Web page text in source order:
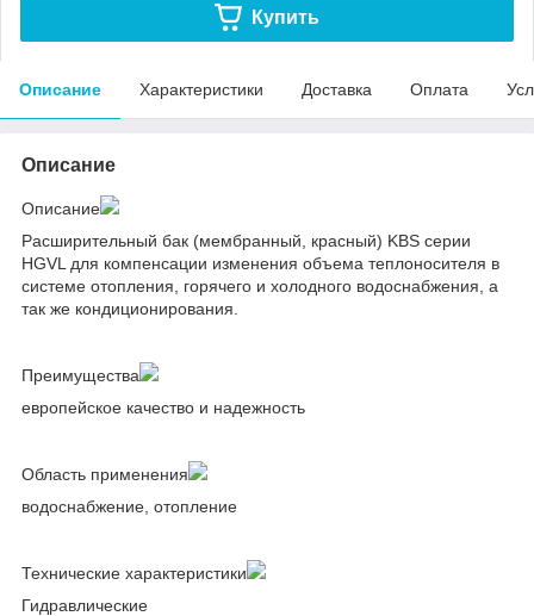
Купить
Описание Характеристики Доставка Оплата
Описание
Описание
Расширительный бак (мембранный, красный) KBS серии
HGVL для компенсации изменения объема теплоносителя в
системе отопления, горячего и холодного водоснабжения, а
так же кондиционирования.
Преимущества
европейское качество и надежность
Область применения
водоснабжение, отопление
Технические характеристики
Гидравлические